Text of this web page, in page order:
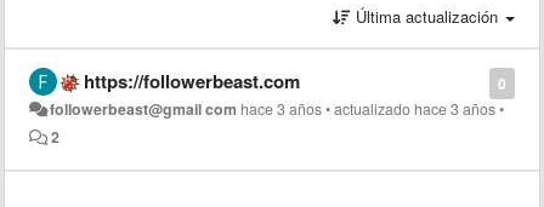
Última actualización
0
https://followerbeast.com
followerbeast@gmail com hace 3 años•actualizado hace 3 años•
2